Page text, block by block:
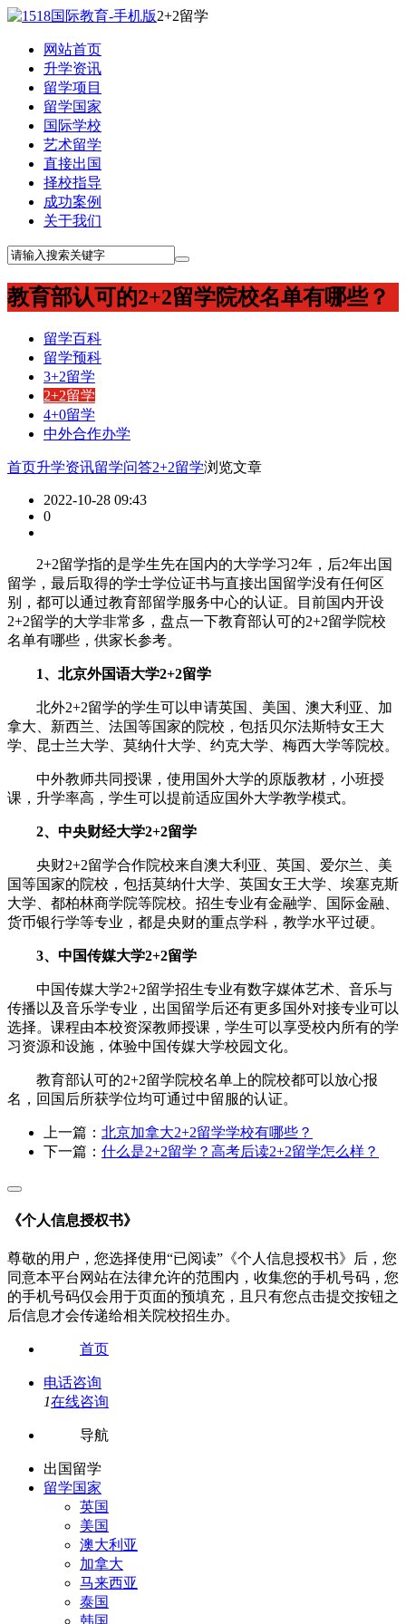
2+2留学
网站首页
升学资讯
留学项目
留学国家
国际学校
艺术留学
直接出国
择校指导
成功案例
关于我们
教育部认可的2+2留学院校名单有哪些？
留学百科
留学预科
3+2留学
2+2留学
4+0留学
中外合作办学
首页升学资讯留学问答2+2留学浏览文章
2022-10-28 09:43
0
2+2留学指的是学生先在国内的大学学习2年，后2年出国
留学，最后取得的学士学位证书与直接出国留学没有任何区
别，都可以通过教育部留学服务中心的认证。目前国内开设
2+2留学的大学非常多，盘点一下教育部认可的2+2留学院校
名单有哪些，供家长参考。
1、北京外国语大学2+2留学
北外2+2留学的学生可以申请英国、美国、澳大利亚、加
拿大、新西兰、法国等国家的院校，包括贝尔法斯特女王大
学、昆士兰大学、莫纳什大学、约克大学、梅西大学等院校。
中外教师共同授课，使用国外大学的原版教材，小班授
课，升学率高，学生可以提前适应国外大学教学模式。
2、中央财经大学2+2留学
央财2+2留学合作院校来自澳大利亚、英国、爱尔兰、美
国等国家的院校，包括莫纳什大学、英国女王大学、埃塞克斯
大学、都柏林商学院等院校。招生专业有金融学、国际金融、
货币银行学等专业，都是央财的重点学科，教学水平过硬。
3、中国传媒大学2+2留学
中国传媒大学2+2留学招生专业有数字媒体艺术、音乐与
传播以及音乐学专业，出国留学后还有更多国外对接专业可以
选择。课程由本校资深教师授课，学生可以享受校内所有的学
习资源和设施，体验中国传媒大学校园文化。
教育部认可的2+2留学院校名单上的院校都可以放心报
名，回国后所获学位均可通过中留服的认证。
上一篇： 北京加拿大2+2留学学校有哪些？
下一篇： 什么是2+2留学？高考后读2+2留学怎么样？
《个人信息授权书》
尊敬的用户，您选择使用“已阅读”《个人信息授权书》后，您
同意本平台网站在法律允许的范围内，收集您的手机号码，您
的手机号码仅会用于页面的预填充，且只有您点击提交按钮之
后信息才会传递给相关院校招生办。
首页
电话咨询
1在线咨询
导航
出国留学
留学国家
英国
美国
澳大利亚
加拿大
马来西亚
泰国